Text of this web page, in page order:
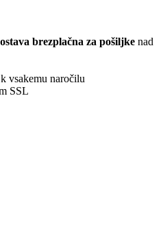
brezplačna za pošiljke nad
k vsakemu naročilu
SSL